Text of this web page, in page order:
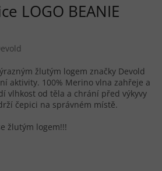
LOGO BEANIE
žlutým logem značky Devold
aktivity. 100% Merino vlna zahřeje a
vlhkost od těla a chrání před výkyvy
čepici na správném místě.
žlutým logem!!!